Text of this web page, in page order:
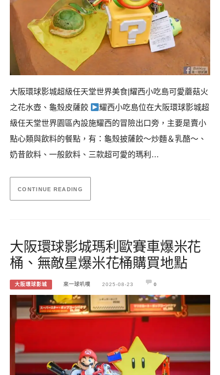
大阪環球影城超級任天堂世界美食|耀西小吃島可愛蘑菇火
之花水壺、龜殼皮薩餃
耀西小吃島位在大阪環球影城超
級任天堂世界園區內設施耀西的冒險出口旁，主要是賣小
點心類與飲料的餐點，有：龜殼披薩餃～炒麵＆乳酪～、
奶昔飲料、一般飲料、三款超可愛的瑪利…
CONTINUE READING
大阪環球影城瑪利歐賽車爆米花
桶、無敵星爆米花桶購買地點
大阪環球影城 來一球叭噗 2025-08-23 0